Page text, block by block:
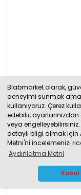
Blabmarket olarak,
deneyimi sunmak
kullanıyoruz. Çerez
edebilir,
veya engelleyebilirsiniz.
detaylı bilgi almak için
Metni'ni incelemenizi
Aydınlatma Metni
Kabul
Borox Amber Cam
WHATSAPP